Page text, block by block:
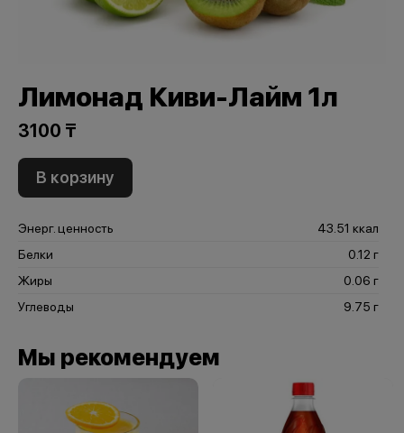
Лимонад Киви-Лайм 1л
3100 ₸
В корзину
Энерг. ценность
43.51 ккал
Белки
0.12 г
Жиры
0.06 г
Углеводы
9.75 г
Мы рекомендуем